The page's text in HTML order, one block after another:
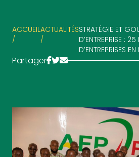
ACCUEIL
/
ACTUALITÉS
/
STRATÉGIE ET
D’ENTREPRISE :
D’ENTREPRISES
Partager